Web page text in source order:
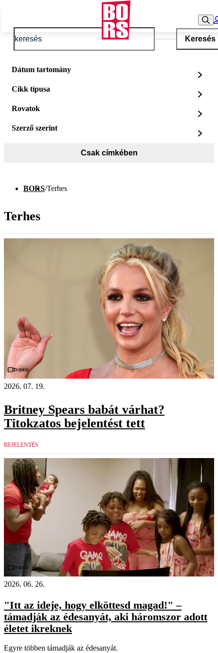
Keresés
Dátum tartomány
Cikk típusa
Rovatok
Szerző szerint
Csak címkében
BORS/Terhes
Terhes
Videó
2026. 07. 19.
Britney Spears babát várhat?
Titokzatos bejelentést tett
BEJELENTÉS
Videó
2026. 06. 26.
"Itt az ideje, hogy elköttesd magad!" –
támadják az édesanyát, aki háromszor adott
életet ikreknek
Egyre többen támadják az édesanyát.